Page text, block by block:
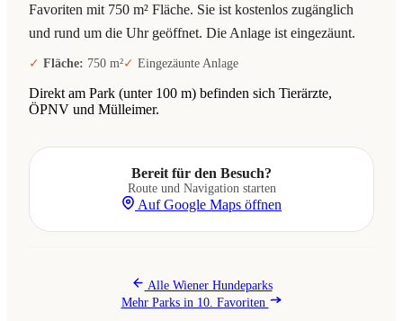
Favoriten mit 750 m² Fläche. Sie ist kostenlos zugänglich
und rund um die Uhr geöffnet. Die Anlage ist eingezäunt.
Fläche: 750 m² Eingezäunte Anlage
Direkt am Park (unter 100 m) befinden sich Tierärzte,
ÖPNV und Mülleimer.
Bereit für den Besuch?
Route und Navigation starten
Auf Google Maps öffnen
Alle Wiener Hundeparks
Mehr Parks in 10. Favoriten